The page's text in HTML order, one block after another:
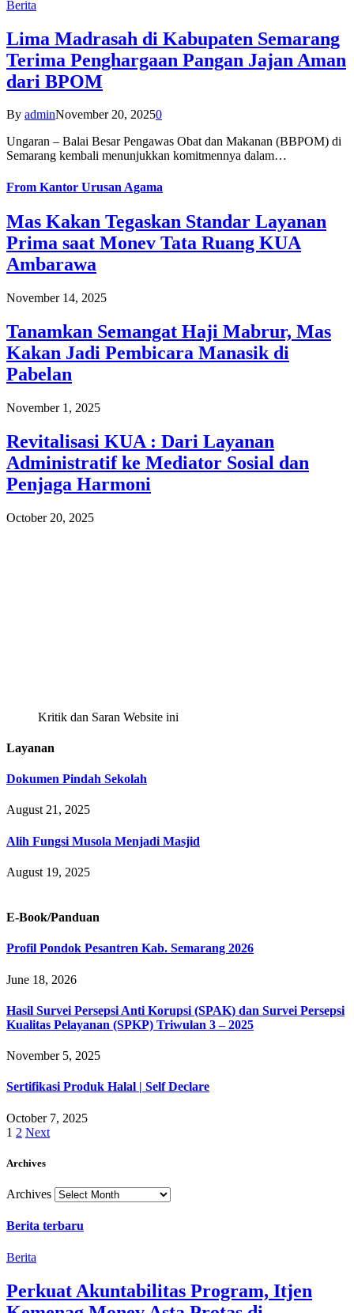
Berita
Lima Madrasah di Kabupaten Semarang
Terima Penghargaan Pangan Jajan Aman
dari BPOM
By adminNovember 20, 20250
Ungaran – Balai Besar Pengawas Obat dan Makanan (BBPOM) di
Semarang kembali menunjukkan komitmennya dalam…
From Kantor Urusan Agama
Mas Kakan Tegaskan Standar Layanan
Prima saat Monev Tata Ruang KUA
Ambarawa
November 14, 2025
Tanamkan Semangat Haji Mabrur, Mas
Kakan Jadi Pembicara Manasik di
Pabelan
November 1, 2025
Revitalisasi KUA : Dari Layanan
Administratif ke Mediator Sosial dan
Penjaga Harmoni
October 20, 2025
Kritik dan Saran Website ini
Layanan
Dokumen Pindah Sekolah
August 21, 2025
Alih Fungsi Musola Menjadi Masjid
August 19, 2025
E-Book/Panduan
Profil Pondok Pesantren Kab. Semarang 2026
June 18, 2026
Hasil Survei Persepsi Anti Korupsi (SPAK) dan Survei Persepsi
Kualitas Pelayanan (SPKP) Triwulan 3 – 2025
November 5, 2025
Sertifikasi Produk Halal | Self Declare
October 7, 2025
1 2 Next
Archives
Archives
Berita terbaru
Berita
Perkuat Akuntabilitas Program, Itjen